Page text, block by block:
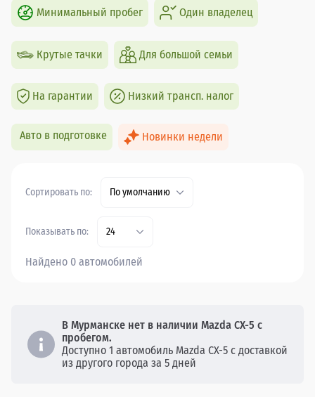
Минимальный пробег Один владелец
Крутые тачки Для большой семьи
На гарантии Низкий трансп. налог
Авто в подготовке Новинки недели
Сортировать по: По умолчанию
Показывать по: 24
Найдено 0 автомобилей
В Мурманске нет в наличии Mazda CX-5 с
пробегом.
Доступно 1 автомобиль Mazda CX-5 с доставкой
из другого города за 5 дней